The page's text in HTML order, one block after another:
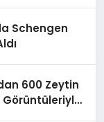
Schengen
600 Zeytin
Görüntüleriyle